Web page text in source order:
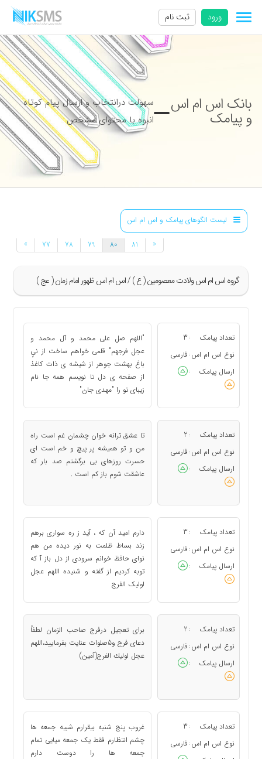
ورود ثبت نام
بانک اس ام اس
و پیامک
سهولت درانتخاب و ارسال پیام کوتاه
انبوه با محتوای مشخص
لیست الگوهای پیامک و اس ام اس
گروه اس ام اس ولادت معصومین ( ع ) / اس ام اس ظهور امام زمان ( عج )
» 77 78 79 80 81 «
تعداد پیامک :
3
نوع اس ام اس : فارسی
ارسال پیامک
:
"اللهم صل علی محمد و آل محمد و
عجل فرجهم" قلمی خواهم ساخت از نیٍ
باغ بهشت جوهر از شیشه ی ذات کاغذ
از صفحه ی دل تا نویسم همه جا نام
زیبای تو را "مهدی جان"
تعداد پیامک :
2
نوع اس ام اس : فارسی
ارسال پیامک
:
تا عشق ترانه خوان چشمان غم است راه
من و تو همیشه پر پیچ و خم است ای
حسرت روزهای بی برگشتم صد بار که
عاشقت شوم باز کم است .
تعداد پیامک :
3
نوع اس ام اس : فارسی
ارسال پیامک
:
دارم امید آن که ، آید ز ره سواری برهم
زند بساط ظلمت به نور دیده من هم
نوای حافظ خوانم سرودی از دل باز آ که
توبه کردیم از گفته و شنیده اللهم عجل
لولیک الفرج
تعداد پیامک :
2
نوع اس ام اس : فارسی
ارسال پیامک
:
براى تعجيل درفرج صاحب الزمان لطفاً
دعاى فرج و5صلوات عنايت بفرماييد،اللهم
عجل لوليك الفرج(آمين)
تعداد پیامک :
3
نوع اس ام اس : فارسی
غروب پنج شنبه بیقرارم شبیه جمعه ها
چشم انتظارم فقط یک جمعه میایی تمام
جمعه ها را دوست دارم